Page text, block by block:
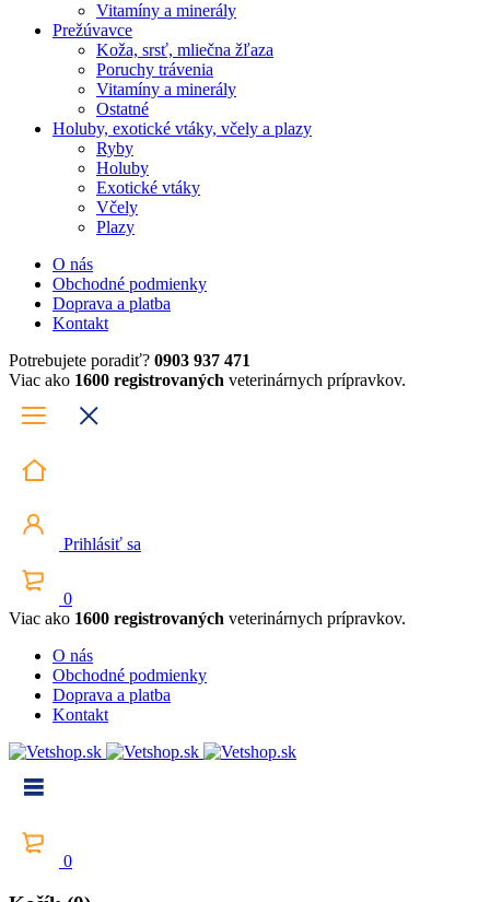
Vitamíny a minerály
Prežúvavce
Koža, srsť, mliečna žľaza
Poruchy trávenia
Vitamíny a minerály
Ostatné
Holuby, exotické vtáky, včely a plazy
Ryby
Holuby
Exotické vtáky
Včely
Plazy
O nás
Obchodné podmienky
Doprava a platba
Kontakt
Potrebujete poradiť? 0903 937 471
Viac ako 1600 registrovaných veterinárnych prípravkov.
Prihlásiť sa
0
Viac ako 1600 registrovaných veterinárnych prípravkov.
O nás
Obchodné podmienky
Doprava a platba
Kontakt
0